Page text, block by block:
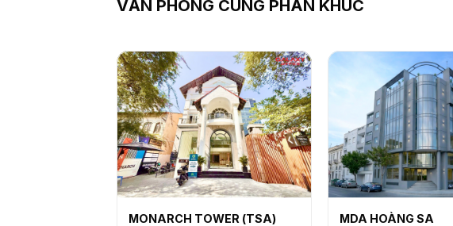
VĂN PHÒNG CÙNG PHÂN KHÚC
MONARCH TOWER (TSA) MDA HOÀNG SA